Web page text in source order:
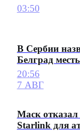
03:50
В Сербии
Белград
20:56
7 АВГ
Маск отказал
Starlink для